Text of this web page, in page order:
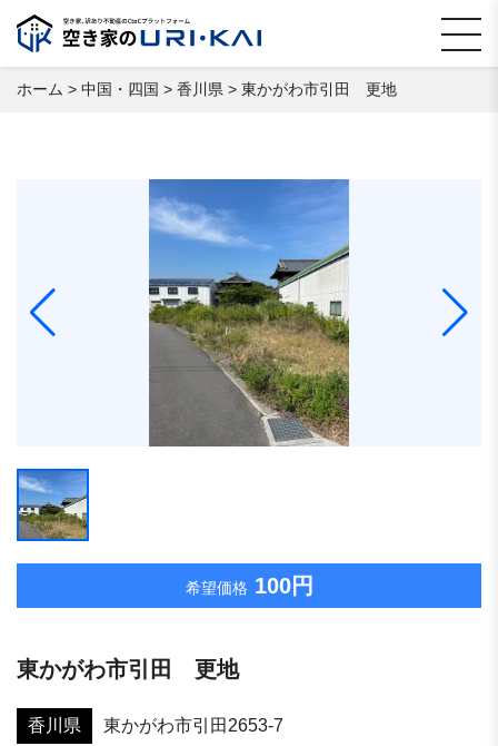
ホーム > 中国・四国 > 香川県 > 東かがわ市引田 更地
希望価格100円
東かがわ市引田 更地
香川県 東かがわ市引田2653-7